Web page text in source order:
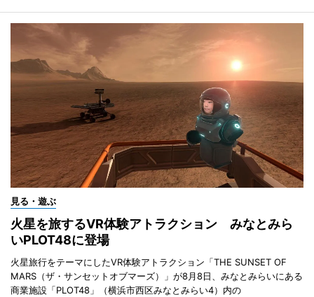
見る・遊ぶ
火星を旅するVR体験アトラクション みなとみら
いPLOT48に登場
火星旅行をテーマにしたVR体験アトラクション「THE SUNSET OF
MARS（ザ・サンセットオブマーズ）」が8月8日、みなとみらいにある
商業施設「PLOT48」（横浜市西区みなとみらい4）内の